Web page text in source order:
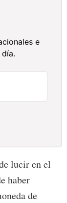
e
lucir en el
haber
de